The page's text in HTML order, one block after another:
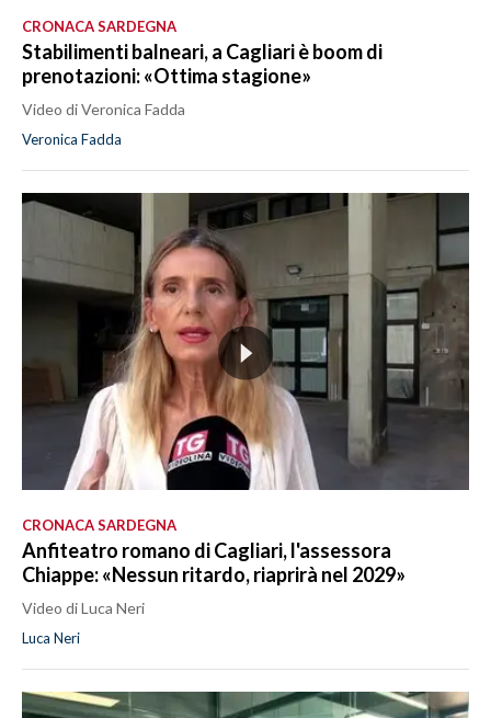
CRONACA SARDEGNA
Stabilimenti balneari, a Cagliari è boom di
prenotazioni: «Ottima stagione»
Video di Veronica Fadda
Veronica Fadda
CRONACA SARDEGNA
Anfiteatro romano di Cagliari, l'assessora
Chiappe: «Nessun ritardo, riaprirà nel 2029»
Video di Luca Neri
Luca Neri